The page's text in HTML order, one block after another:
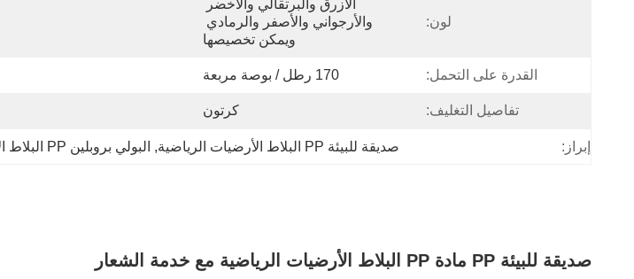
لون:
ويمكن تخصيصها
القدرة على التحمل: 170 رطل / بوصة مربعة
تفاصيل التغليف: كرتون
إبراز: صديقة للبيئة PP البلاط الأرضيات الرياضية , البولي بروبلين PP البلاط الأرضيات الرياضية
صديقة للبيئة PP مادة PP البلاط الأرضيات الرياضية مع خدمة الشعار